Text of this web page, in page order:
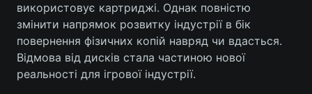
використовує картриджі. Однак повністю
змінити напрямок розвитку індустрії в бік
повернення фізичних копій навряд чи вдасться.
Відмова від дисків стала частиною нової
реальності для ігрової індустрії.